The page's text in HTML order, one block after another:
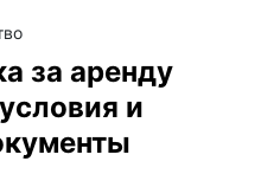
за аренду
и